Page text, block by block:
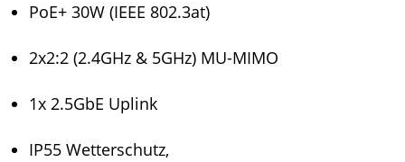
PoE+ 30W (IEEE 802.3at)
2x2:2 (2.4GHz & 5GHz) MU-MIMO
1x 2.5GbE Uplink
IP55 Wetterschutz,